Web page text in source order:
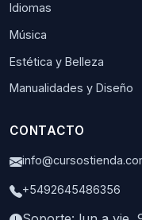
Idiomas
Música
Estética y Belleza
Manualidades y Diseño
CONTACTO
+5492645486356